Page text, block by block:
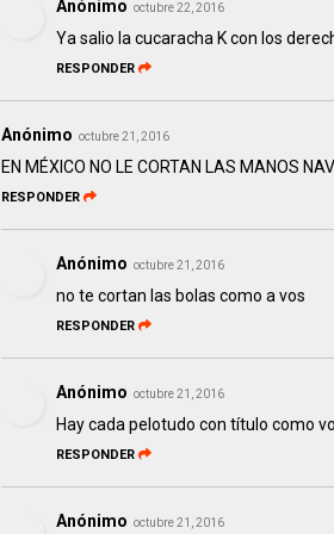
Anónimo octubre 22, 2016
Ya salio la cucaracha K con los
RESPONDER
Anónimo octubre 21, 2016
EN MÉXICO NO LE CORTAN LAS MANOS
RESPONDER
Anónimo octubre 21, 2016
no te cortan las bolas como a vos
RESPONDER
Anónimo octubre 21, 2016
Hay cada pelotudo con título como
RESPONDER
Anónimo octubre 21, 2016